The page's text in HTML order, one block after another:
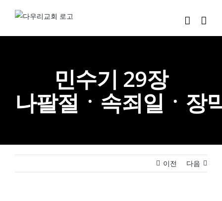
민수기 29장
나팔절ㆍ속죄일ㆍ장
이전 다음